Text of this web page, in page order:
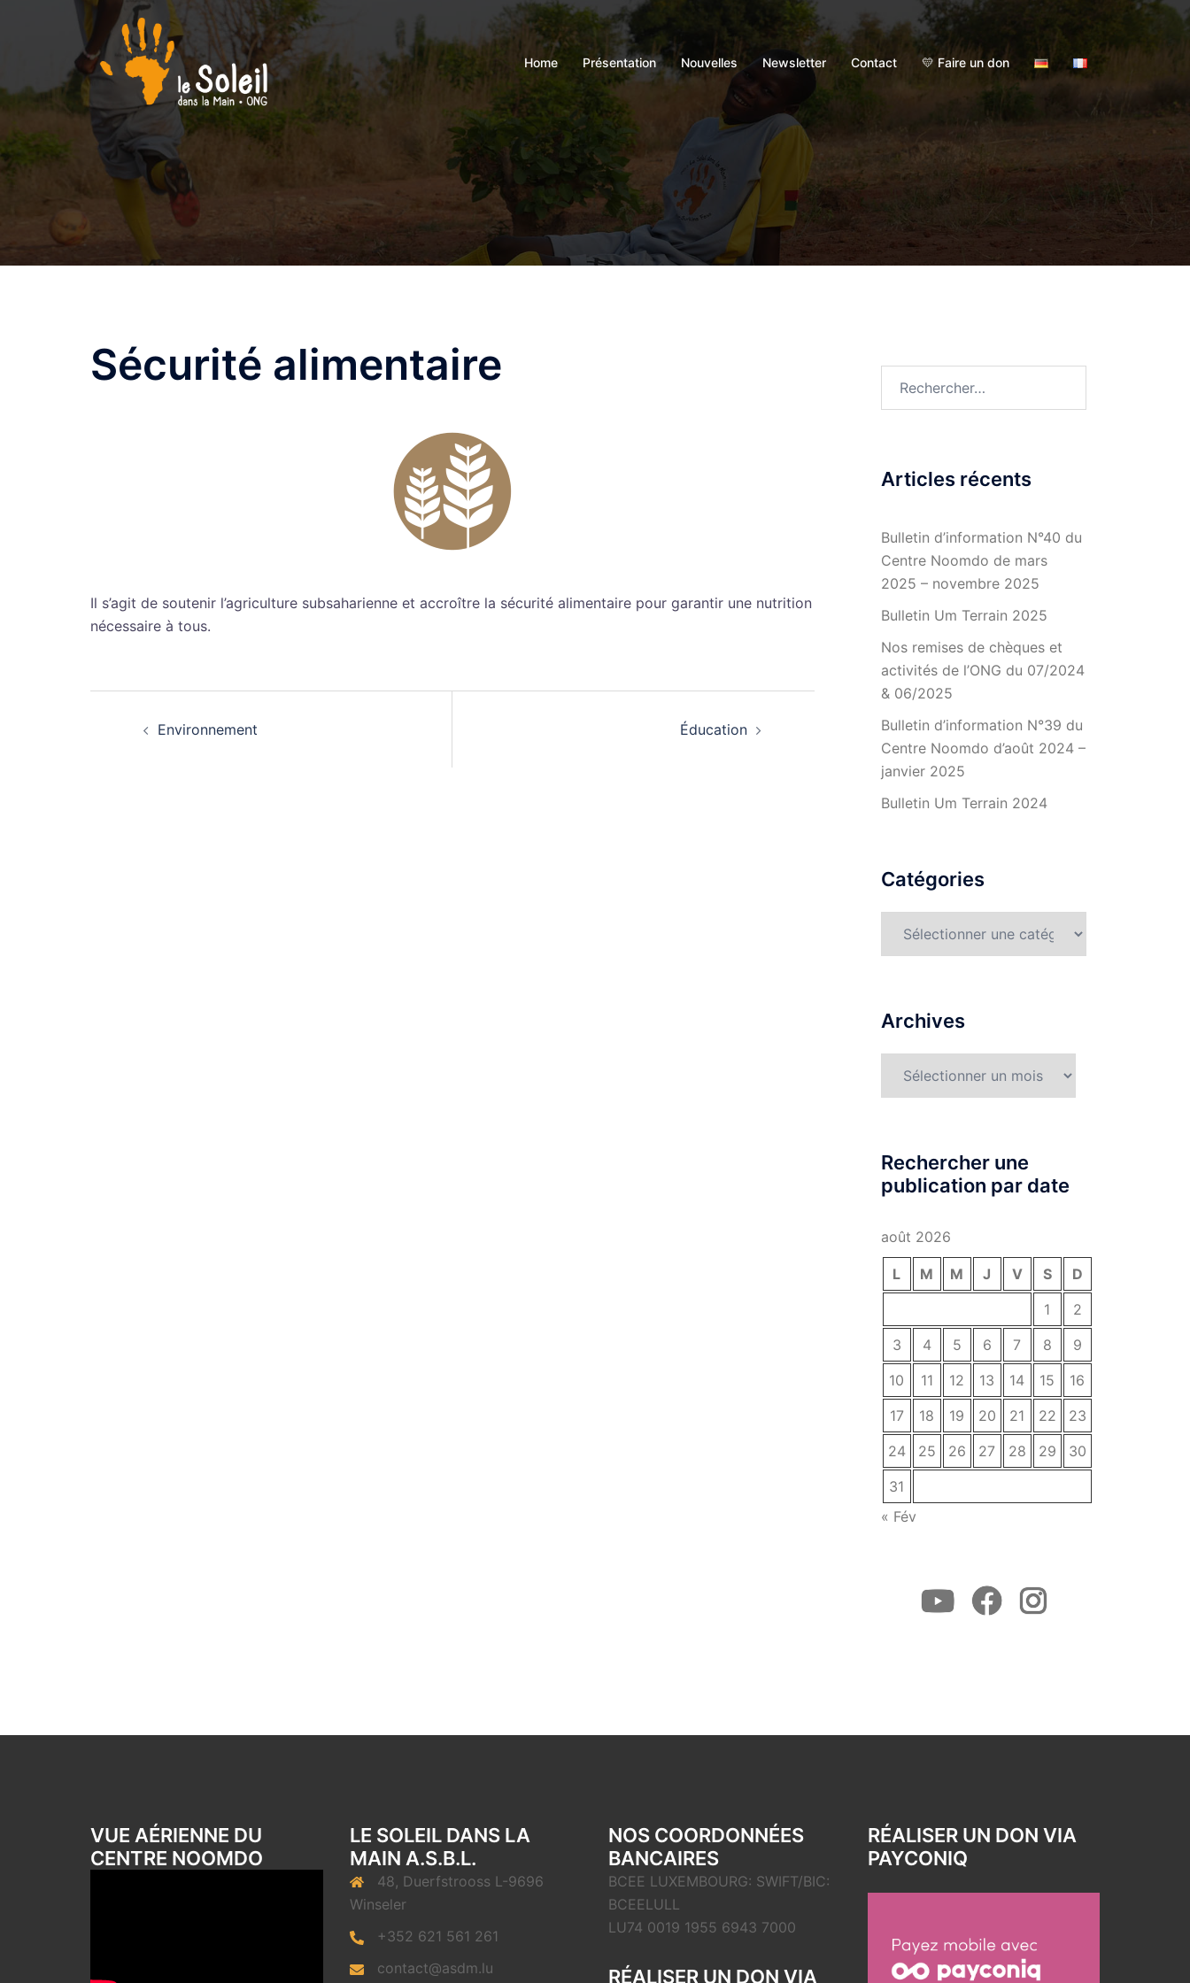
Home Présentation Nouvelles Newsletter Contact 💛 Faire un don
Sécurité alimentaire
Il s’agit de soutenir l’agriculture subsaharienne et accroître la sécurité alimentaire pour garantir une nutrition
nécessaire à tous.
Environnement Éducation
Articles récents
Bulletin d’information N°40 du
Centre Noomdo de mars
2025 – novembre 2025
Bulletin Um Terrain 2025
Nos remises de chèques et
activités de l’ONG du 07/2024
& 06/2025
Bulletin d’information N°39 du
Centre Noomdo d’août 2024 –
janvier 2025
Bulletin Um Terrain 2024
Catégories
Archives
Rechercher une
publication par date
août 2026
L M M J V S
D
1
2
3
4 5 6 7 8
9
10
11 12 13 14 15
16
17
18 19 20 21 22
23
24
25 26 27 28 29
30
31
« Fév
YoutubeFacebookInstagram
VUE AÉRIENNE DU
CENTRE NOOMDO
LE SOLEIL DANS LA
MAIN A.S.B.L.
48, Duerfstrooss L-9696
Winseler
+352 621 561 261
contact@asdm.lu
NOS COORDONNÉES
BANCAIRES
BCEE LUXEMBOURG: SWIFT/BIC:
BCEELULL
LU74 0019 1955 6943 7000
RÉALISER UN DON VIA
RÉALISER UN DON VIA
PAYCONIQ